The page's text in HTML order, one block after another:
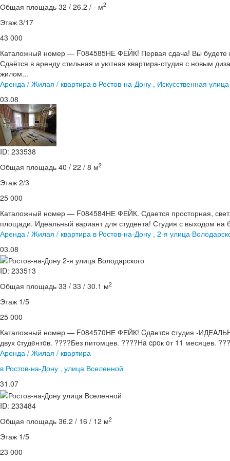
Общая площадь 32 / 26.2 / - м2
Этаж 3/17
43 000
Каталожный номер — F084585НЕ ФЕЙК! Первая сдача! Вы будете
Сдаётся в аренду стильная и уютная квартира-студия с новым
жилом...
Аренда / Жилая / квартира в Ростов-на-Дону , Искусственная улица
03.08
ID: 233538
Общая площадь 40 / 22 / 8 м2
Этаж 2/3
25 000
Каталожный номер — F084584НЕ ФЕЙК. Сдается просторная,
площади. Идеальный вариант для студента! Студия с выходом на
Аренда / Жилая / квартира в Ростов-на-Дону , 2-я улица
03.08
ID: 233513
Общая площадь 33 / 33 / 30.1 м2
Этаж 1/5
25 000
Каталожный номер — F084570НЕ ФЕЙК! Cдaетcя cтудия -
двух cтудeнтoв. ????Без питомцев. ????Ha cpoк oт 11 месяцев.
Аренда / Жилая / квартира
в Ростов-на-Дону , улица Вселенной
31.07
ID: 233484
Общая площадь 36.2 / 16 / 12 м2
Этаж 1/5
23 000